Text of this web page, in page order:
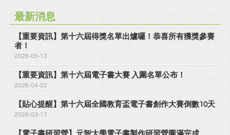
最新消息
【重要資訊】第十六屆得獎名單出爐囉！恭喜所有獲獎參賽
者！
2026-05-13
【重要資訊】第十六屆電子書大賽 入圍名單公布！
2026-04-22
【貼心提醒】第十六屆全國教育盃電子書創作大賽倒數10天
2026-03-17